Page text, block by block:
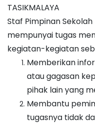
TASIKMALAYA
Staf Pimpinan
mempunyai tugas
kegiatan-kegiatan
Memberikan
atau gagasan
pihak lain yang
Membantu
tugasnya tidak